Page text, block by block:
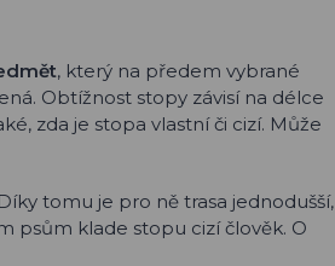
, který na předem vybrané
Obtížnost stopy závisí na délce
zda je stopa vlastní či cizí. Může
tomu je pro ně trasa jednodušší,
psům klade stopu cizí člověk. O